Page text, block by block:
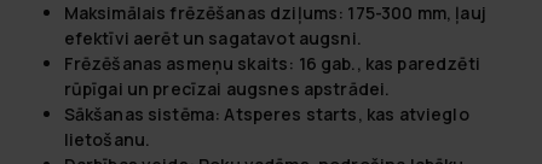
Maksimālais frēzēšanas dziļums: 175-300 mm, ļauj
efektīvi aerēt un sagatavot augsni.
Frēzēšanas asmeņu skaits: 16 gab., kas paredzēti
rūpīgai un precīzai augsnes apstrādei.
Sākšanas sistēma: Atsperes starts, kas atvieglo
lietošanu.